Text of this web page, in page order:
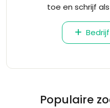
toe en schrijf
Populaire